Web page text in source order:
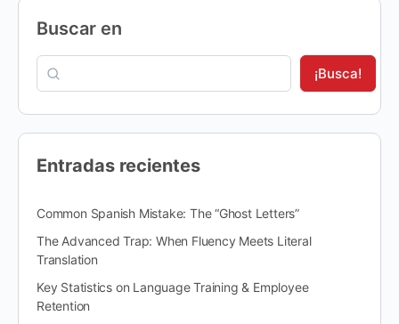
Buscar en
¡Busca!
Entradas recientes
Common Spanish Mistake: The “Ghost Letters”
The Advanced Trap: When Fluency Meets Literal
Translation
Key Statistics on Language Training & Employee
Retention